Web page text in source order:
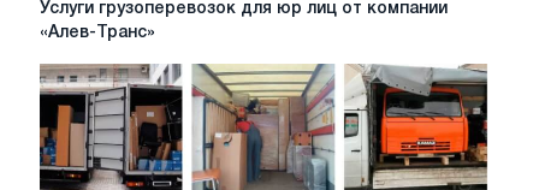
грузоперевозок
юр
лиц
от
компании
«Алев-
Услуги грузоперевозок для юр лиц от компании
«Алев-Транс»